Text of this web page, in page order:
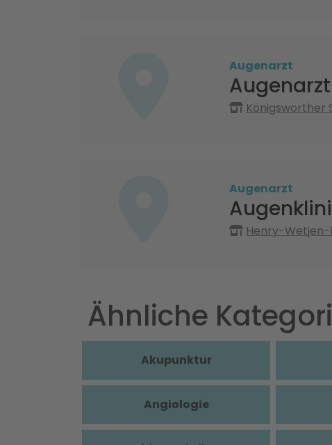
Augenarzt
Königsworther
Augenarzt
Henry-Wetjen-
Ähnliche
Akupunktur
Angiologie